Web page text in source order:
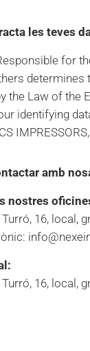
les teves
for
determines
the Law of the
identifying
amb
nostres
16, local,
16, local,